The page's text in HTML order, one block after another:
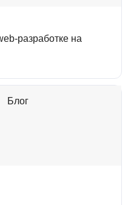
разработке на
Блог